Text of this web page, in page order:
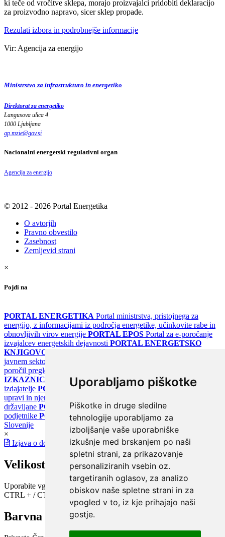
Uporabljamo piškotke
Piškotke in druge sledilne
tehnologije uporabljamo za
izboljšanje vaše uporabniške
izkušnje med brskanjem po naši
spletni strani, za prikazovanje
personaliziranih vsebin oz.
targetiranih oglasov, za analizo
obiskov naše spletne strani in za
vpogled v to, iz kje prihajajo naši
gostje.
ki teče od vročitve sklepa, morajo proizvajalci pridobiti deklaracijo
za proizvodno napravo, sicer sklep propade.
Rezulati izbora in podrobnejše informacije
Vir: Agencija za energijo
Ministrstvo za infrastrukturo in energetiko
Direktorat za energetiko
Langusova ulica 4
1000 Ljubljana
gp.mzie@gov.si
Nacionalni energetski regulativni organ
Agencija za energijo
© 2012 - 2026 Portal Energetika
O avtorjih
Pravno obvestilo
Zasebnost
Zemljevid strani
×
Pojdi na
PORTAL ENERGETIKA Portal ministrstva, pristojnega za
energijo, z informacijami iz področja energetike, učinkovite rabe in
obnovljivih virov energije PORTAL EPOS Portal za e-poročanje
izvajalcev energetskih dejavnosti PORTAL ENERGETSKO
KNJIGOVODSTVO
javnem sektorju
poročil pregledov klimatskih sistemov
IZKAZNICE
Register energetskih izkaznic - za izdelovalce in
izdajatelje PORTAL GOV.SI Osrednje spletno mesto o državni
upravi in njenih storitvah
državljane PORTAL SPOT Državni portal za podjetja in
podjetnike PORTAL OPSI Državni portal odprtih podatkov
Slovenije
×
Izjava o dostopnosti
Velikost pisave
Uporabite vgrajeno funkcijo brskalnika
CTRL + / CTRL -
Barvna shema